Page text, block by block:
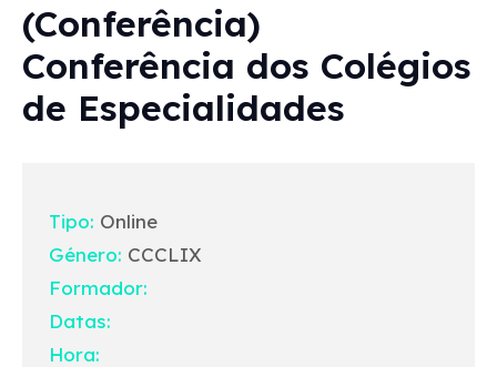
(Conferência)
Conferência dos Colégios
de Especialidades
Tipo: Online
Género: CCCLIX
Formador:
Datas:
Hora: